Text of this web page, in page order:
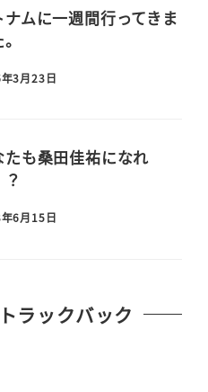
ナムに一週間行ってきま
3月23日
たも桑田佳祐になれ
6月15日
ラックバック